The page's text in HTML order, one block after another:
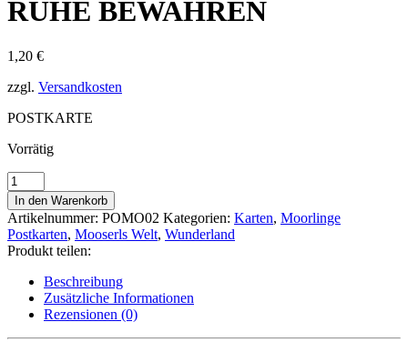
RUHE BEWAHREN
1,20 €
zzgl. Versandkosten
POSTKARTE
Vorrätig
RUHE
BEWAHREN
Menge
In den Warenkorb
Artikelnummer: POMO02 Kategorien: Karten, Moorlinge
Postkarten, Mooserls Welt, Wunderland
Produkt teilen:
Beschreibung
Zusätzliche Informationen
Rezensionen (0)